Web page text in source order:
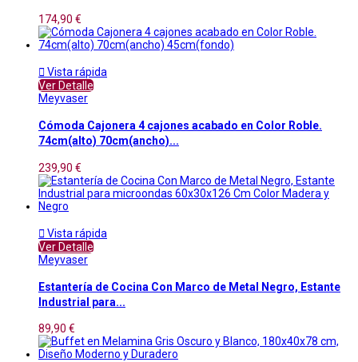
174,90 €
 Vista rápida
Ver Detalle
Meyvaser
Cómoda Cajonera 4 cajones acabado en Color Roble.
74cm(alto) 70cm(ancho)...
239,90 €
 Vista rápida
Ver Detalle
Meyvaser
Estantería de Cocina Con Marco de Metal Negro, Estante
Industrial para...
89,90 €